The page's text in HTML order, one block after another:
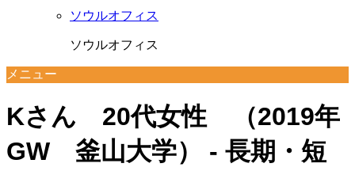
ソウルオフィス
ソウルオフィス
メニュー
Kさん 20代女性 （2019年
GW 釜山大学） - 長期・短